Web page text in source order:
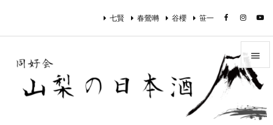



七賢 春鶯囀 谷櫻 笹一